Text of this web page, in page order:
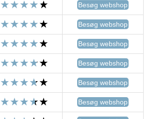
Besøg webshop
Besøg webshop
Besøg webshop
Besøg webshop
Besøg webshop
Besøg webshop